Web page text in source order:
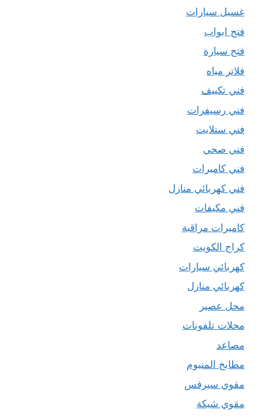
غسيل سيارات
فتح ابواب
فتح سيارة
فلاتر مياه
فني تكييف
فني رسيفرات
فني ستلايت
فني صحي
فني كاميرات
فني كهربائي منازل
فني مكيفات
كاميرات مراقبة
كراج الكويت
كهربائي سيارات
كهربائي منازل
محل عصير
محلات تلفونات
مصاعد
مطابخ المنيوم
مقوي سيرفس
مقوي شبكة